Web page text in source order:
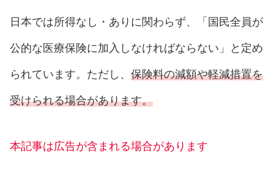
日本では所得なし・ありに関わらず、「国民全員が
公的な医療保険に加入しなければならない」と定め
られています。ただし、 保険料の減額や軽減措置を
受けられる場合があります。
本記事は広告が含まれる場合があります